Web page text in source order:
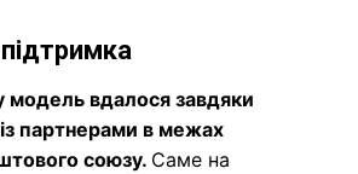
модель вдалося завдяки
партнерами в межах
союзу. Саме на